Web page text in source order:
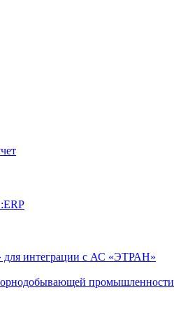
для интеграции с АС «ЭТРАН»
промышленности